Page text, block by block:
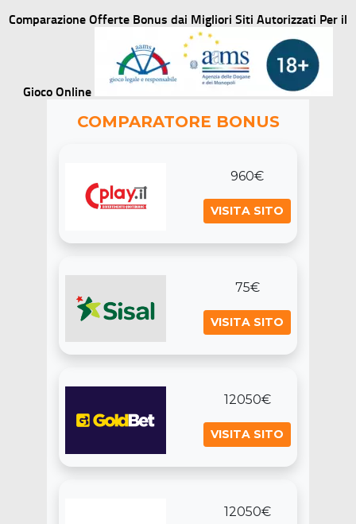
Comparazione Offerte Bonus dai Migliori Siti Autorizzati Per il
Gioco Online